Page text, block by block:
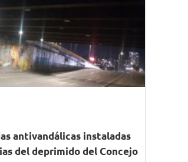
antivandálicas instaladas
del deprimido del Concejo